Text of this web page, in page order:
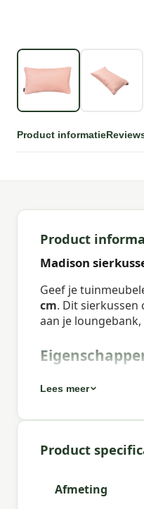
Product informatie
Product
Madison
Geef je
cm. Dit
aan je
Kleur:salmone
Afmeting:Ca.
Lees meer
Product
Afmeting